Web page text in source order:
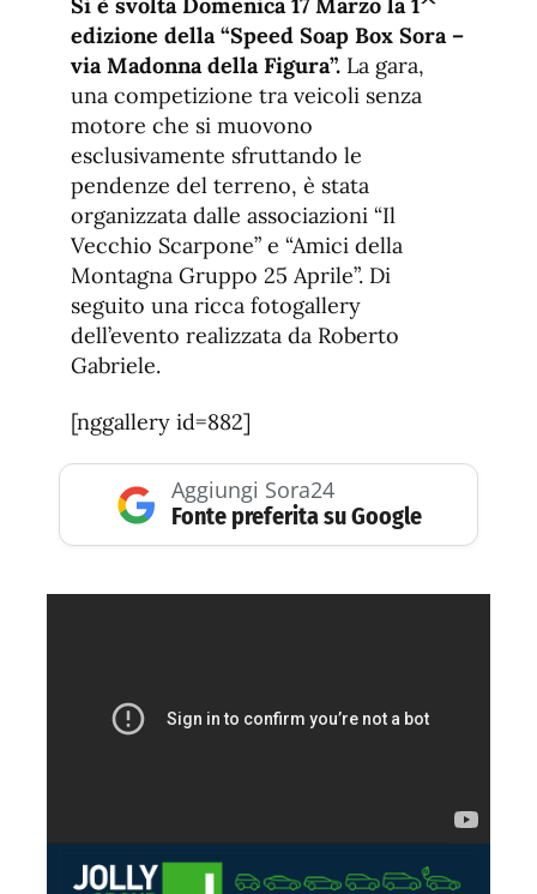
Si è svolta Domenica 17 Marzo la 1^
edizione della “Speed Soap Box Sora –
via Madonna della Figura”. La gara,
una competizione tra veicoli senza
motore che si muovono
esclusivamente sfruttando le
pendenze del terreno, è stata
organizzata dalle associazioni “Il
Vecchio Scarpone” e “Amici della
Montagna Gruppo 25 Aprile”. Di
seguito una ricca fotogallery
dell’evento realizzata da Roberto
Gabriele.
[nggallery id=882]
Aggiungi Sora24
Fonte preferita su Google